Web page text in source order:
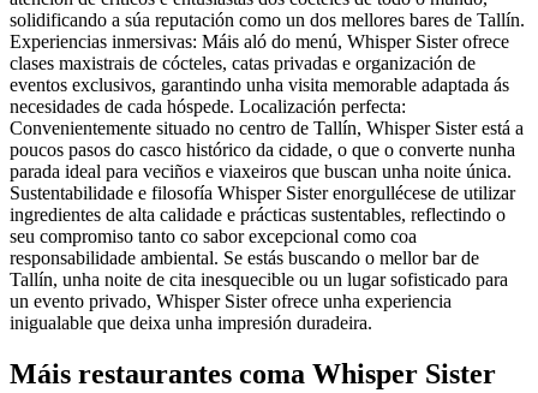
solidificando a súa reputación como un dos mellores bares de Tallín.
Experiencias inmersivas: Máis aló do menú, Whisper Sister ofrece
clases maxistrais de cócteles, catas privadas e organización de
eventos exclusivos, garantindo unha visita memorable adaptada ás
necesidades de cada hóspede. Localización perfecta:
Convenientemente situado no centro de Tallín, Whisper Sister está a
poucos pasos do casco histórico da cidade, o que o converte nunha
parada ideal para veciños e viaxeiros que buscan unha noite única.
Sustentabilidade e filosofía Whisper Sister enorgullécese de utilizar
ingredientes de alta calidade e prácticas sustentables, reflectindo o
seu compromiso tanto co sabor excepcional como coa
responsabilidade ambiental. Se estás buscando o mellor bar de
Tallín, unha noite de cita inesquecible ou un lugar sofisticado para
un evento privado, Whisper Sister ofrece unha experiencia
inigualable que deixa unha impresión duradeira.
Máis restaurantes coma Whisper Sister